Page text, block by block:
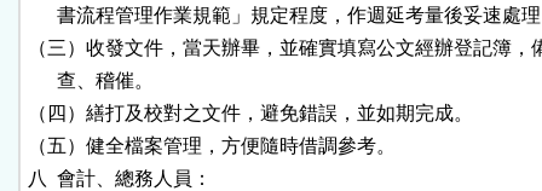
書流程管理作業規範」規定程度，作週延考量後妥速處
（三）收發文件，當天辦畢，並確實填寫公文經辦登記簿，
      查、稽催。
（四）繕打及校對之文件，避免錯誤，並如期完成。
（五）健全檔案管理，方便隨時借調參考。
八  會計、總務人員：